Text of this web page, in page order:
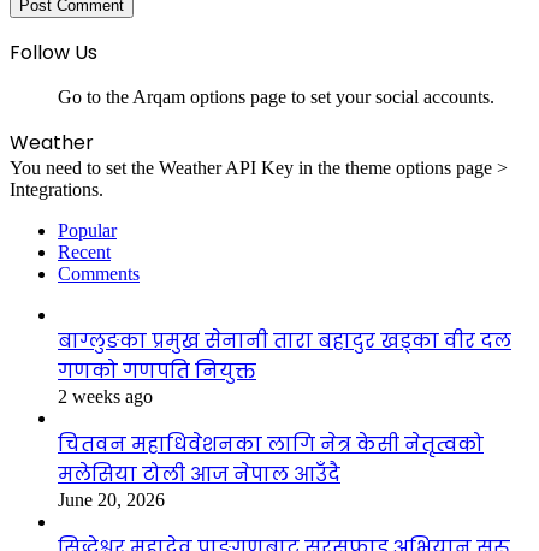
Follow Us
Go to the Arqam options page to set your social accounts.
Weather
You need to set the Weather API Key in the theme options page >
Integrations.
Popular
Recent
Comments
बाग्लुङका प्रमुख सेनानी तारा बहादुर खड्का वीर दल
गणको गणपति नियुक्त
2 weeks ago
चितवन महाधिवेशनका लागि नेत्र केसी नेतृत्वको
मलेसिया टोली आज नेपाल आउँदै
June 20, 2026